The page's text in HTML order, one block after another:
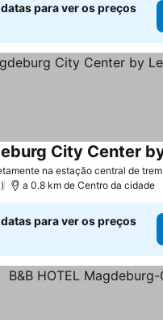
para ver os preços
na estação central de trem
a 0.8 km de Centro da cidade
para ver os preços